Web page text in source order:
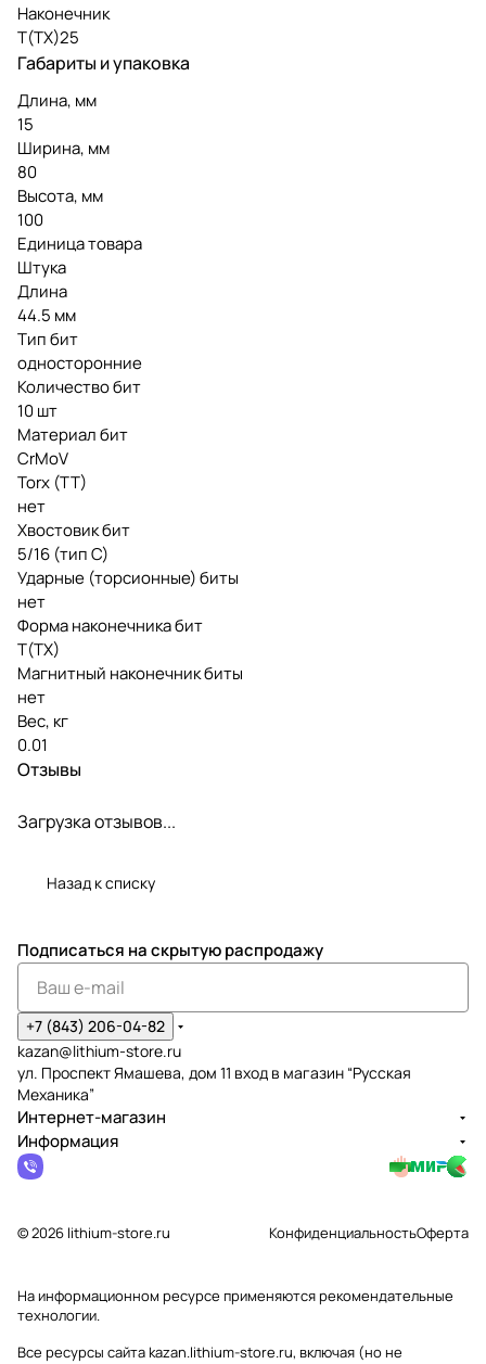
Наконечник
Т(ТХ)25
Габариты и упаковка
Длина, мм
15
Ширина, мм
80
Высота, мм
100
Единица товара
Штука
Длина
44.5 мм
Тип бит
односторонние
Количество бит
10 шт
Материал бит
CrMoV
Torx (TT)
нет
Хвостовик бит
5/16 (тип С)
Ударные (торсионные) биты
нет
Форма наконечника бит
T(TX)
Магнитный наконечник биты
нет
Вес, кг
0.01
Отзывы
Загрузка отзывов...
Назад к списку
Подписаться на скрытую распродажу
+7 (843) 206-04-82
kazan@lithium-store.ru
ул. Проспект Ямашева, дом 11 вход в магазин “Русская
Механика”
Интернет-магазин
Информация
© 2026 lithium-store.ru КонфиденциальностьОферта
На информационном ресурсе применяютсярекомендательные
технологии.
Все ресурсы сайта kazan.lithium-store.ru, включая (но не